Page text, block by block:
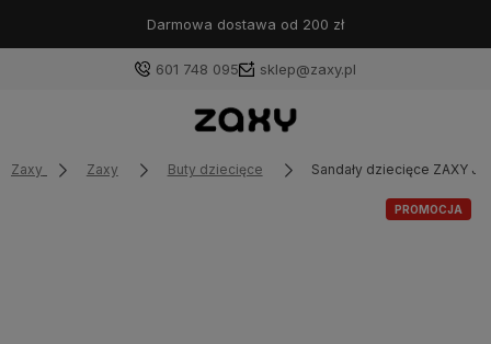
Darmowa dostawa od 200 zł
601 748 095 sklep@zaxy.pl
Zaxy Zaxy Buty dziecięce Sandały dziecięce ZAXY
PROMOCJA